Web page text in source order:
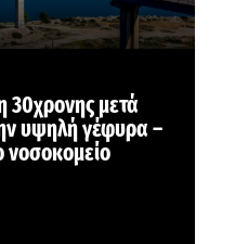
30χρονης μετά
υψηλή γέφυρα –